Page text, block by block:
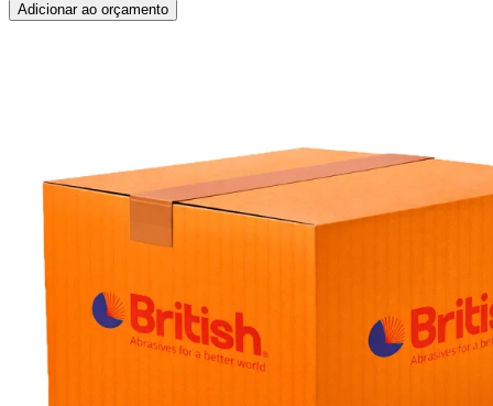
Adicionar ao orçamento